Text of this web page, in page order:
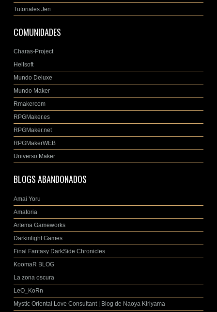
Tutoriales Jen
COMUNIDADES
Charas-Project
Hellsoft
Mundo Deluxe
Mundo Maker
Rmakercom
RPGMaker.es
RPGMaker.net
RPGMakerWEB
Universo Maker
BLOGS ABANDONADOS
Amai Yoru
Amatoria
Artema Gameworks
Darkinlight Games
Final Fantasy DarkSide Chronicles
KoomaR BLOG
La zona oscura
LeO_KoRn
Mystic Oriental Love Consultant | Blog de Naoya Kiriyama